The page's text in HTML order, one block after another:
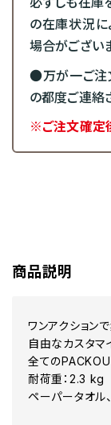
の在庫状況に
場合がござい
●万が一ご注
の都度ご連絡
※ご注文確定
商品説明
ワンアクション
自由なカスタ
全ての
耐荷重：2.3 kg
ペーパータオル